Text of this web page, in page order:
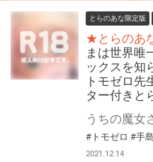
とらのあな限定版
★とらのあ
まは世界唯
ックスを知
トモゼロ先
ター付きと
#トモゼロ #手
2021.12.14